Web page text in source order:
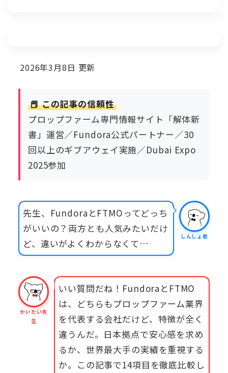
2026年3月8日 更新
📕 この記事の信頼性
プロップファーム専門情報サイト「解体新
書」運営／Fundora公式パートナー／30
回以上のギブアウェイ実施／Dubai Expo
2025参加
しんしょ君
先生、FundoraとFTMOってどっち
がいいの？両方とも人気みたいだけ
ど、違いがよくわからなくて…
かいたい先
生
いい質問だね！FundoraとFTMO
は、どちらもプロップファーム業界
を代表する会社だけど、特徴が全く
違うんだ。日本拠点で安心感を求め
るか、世界最大手の実績を重視する
か。この記事で14項目を徹底比較し